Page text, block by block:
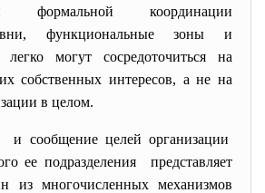
формальной координации
функциональные зоны и
могут сосредоточиться на
собственных интересов, а не на
в целом.
и сообщение целей организации
ее подразделения представляет
из многочисленных механизмов